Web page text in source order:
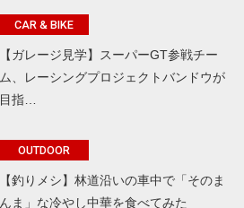
CAR & BIKE
【ガレージ見学】スーパーGT参戦チー
ム、レーシングプロジェクトバンドウが
目指…
OUTDOOR
【釣りメシ】林道沿いの車中で「そのま
んま」な冷やし中華を食べてみた